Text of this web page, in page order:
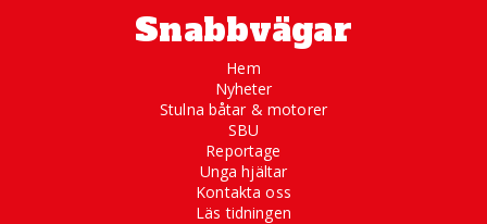
Snabbvägar
Hem
Nyheter
Stulna båtar & motorer
SBU
Reportage
Unga hjältar
Kontakta oss
Läs tidningen